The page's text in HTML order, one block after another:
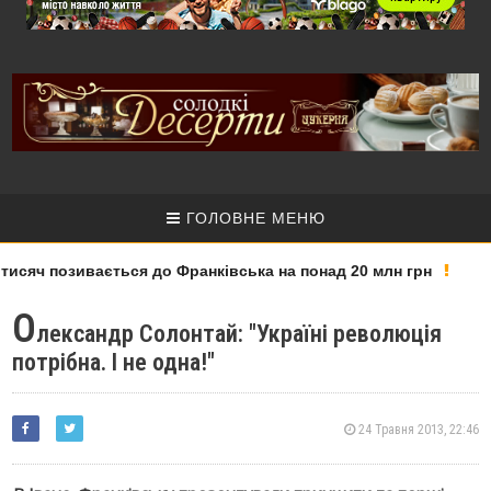
ГОЛОВНЕ МЕНЮ
позивається до Франківська на понад 20 млн грн
Олександр Солонтай: "Україні революція
потрібна. І не одна!"
24 Травня 2013, 22:46